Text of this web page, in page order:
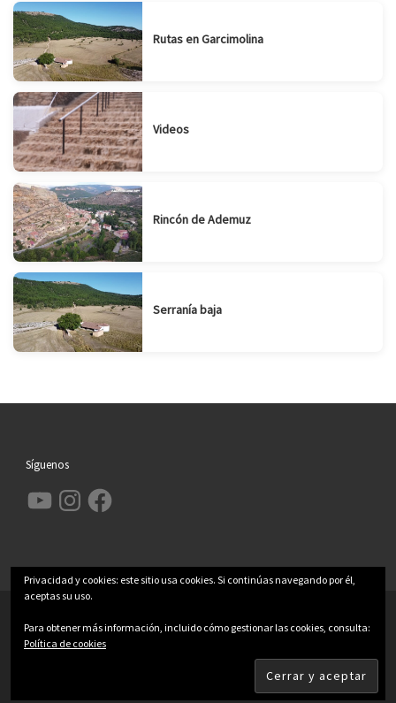
Rutas en Garcimolina
Videos
Rincón de Ademuz
Serranía baja
Síguenos
YouTube InstagramFacebook
Funciona con
Privacidad y cookies: este sitio usa cookies. Si continúas navegando por él,
aceptas su uso.
Para obtener más información, incluido cómo gestionar las cookies, consulta:
Política de cookies